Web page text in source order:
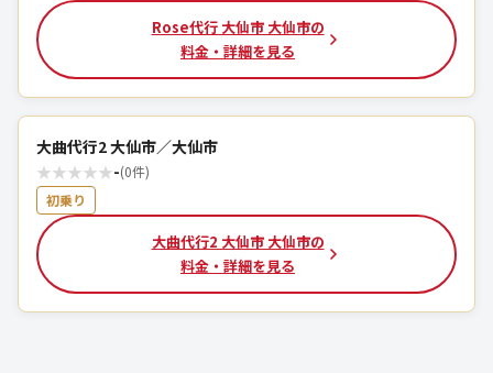
Rose代行 大仙市 大仙市の
料金・詳細を見る
大曲代行2 大仙市／大仙市
★★★★★-(0件)
初乗り
大曲代行2 大仙市 大仙市の
料金・詳細を見る